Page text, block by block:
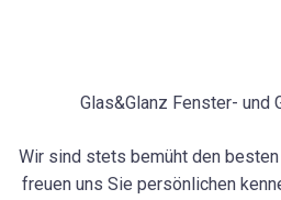
Glas&Glanz Fenster- und
Wir sind stets bemüht den
freuen uns Sie persönlichen